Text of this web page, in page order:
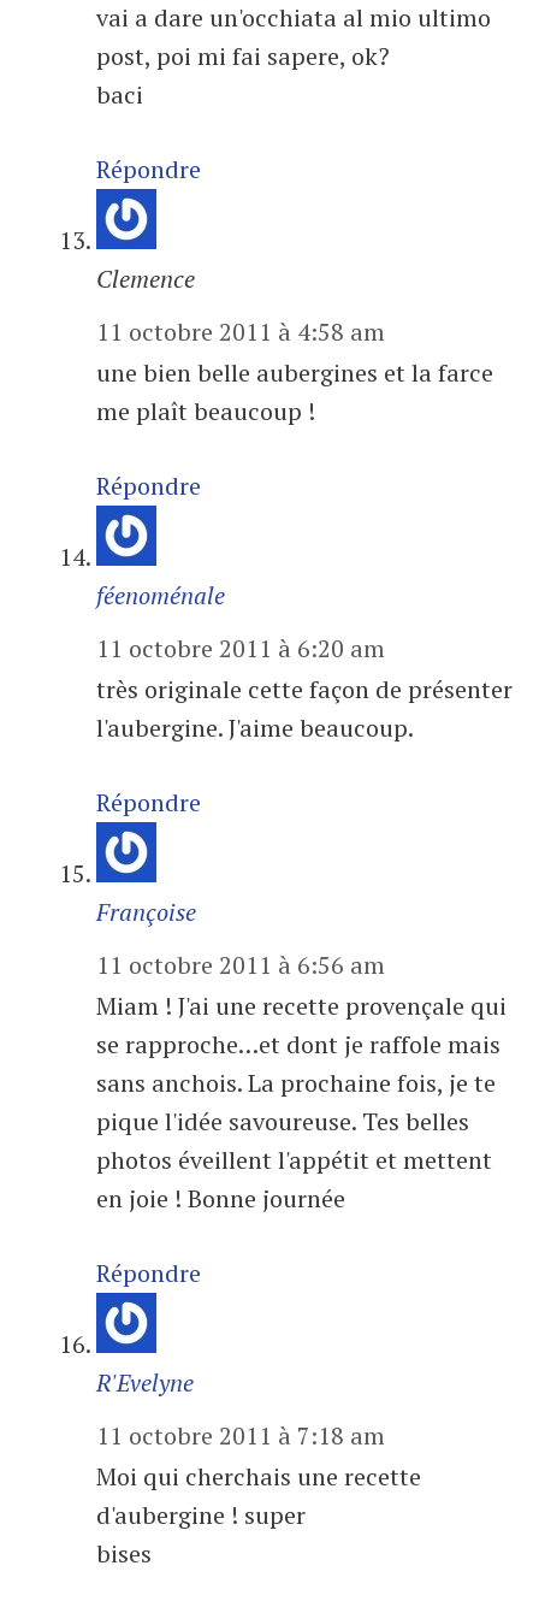
vai a dare un'occhiata al mio ultimo
post, poi mi fai sapere, ok?
baci
Répondre
Clemence
11 octobre 2011 à 4:58 am
une bien belle aubergines et la farce
me plaît beaucoup !
Répondre
féenoménale
11 octobre 2011 à 6:20 am
très originale cette façon de présenter
l'aubergine. J'aime beaucoup.
Répondre
Françoise
11 octobre 2011 à 6:56 am
Miam ! J'ai une recette provençale qui
se rapproche…et dont je raffole mais
sans anchois. La prochaine fois, je te
pique l'idée savoureuse. Tes belles
photos éveillent l'appétit et mettent
en joie ! Bonne journée
Répondre
R'Evelyne
11 octobre 2011 à 7:18 am
Moi qui cherchais une recette
d'aubergine ! super
bises